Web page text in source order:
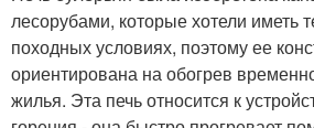
лесорубами, которые хотели иметь
походных условиях, поэтому ее
ориентирована на обогрев
жилья. Эта печь относится к